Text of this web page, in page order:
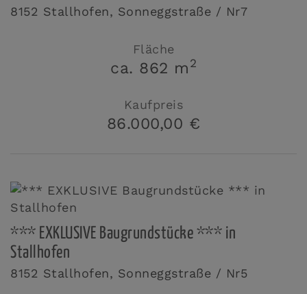
8152 Stallhofen, Sonneggstraße / Nr7
Fläche
ca. 862 m 2
Kaufpreis
86.000,00 €
*** EXKLUSIVE Baugrundstücke *** in
Stallhofen
8152 Stallhofen, Sonneggstraße / Nr5